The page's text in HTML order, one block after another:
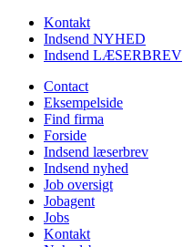
Kontakt
Indsend NYHED
Indsend LÆSERBREV
Contact
Eksempelside
Find firma
Forside
Indsend læserbrev
Indsend nyhed
Job oversigt
Jobagent
Jobs
Kontakt